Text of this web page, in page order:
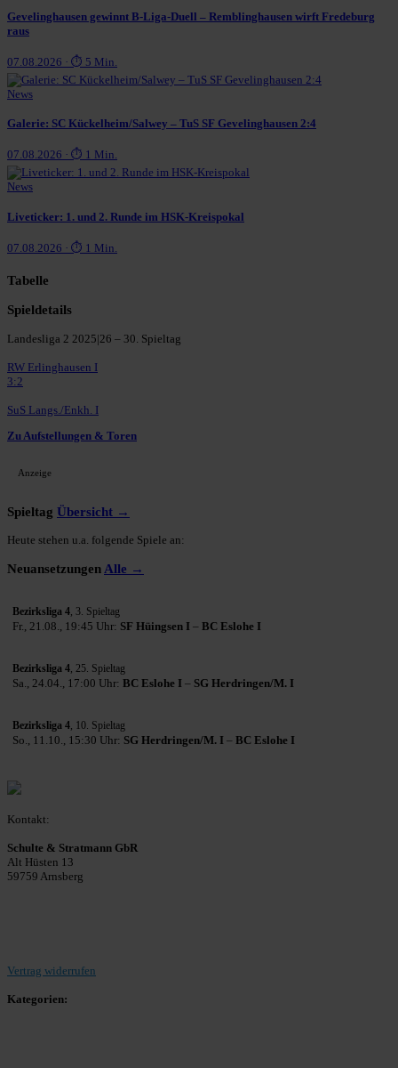
Gevelinghausen gewinnt B-Liga-Duell – Remblinghausen wirft Fredeburg
raus
07.08.2026 · ⏱ 5 Min.
News
Galerie: SC Kückelheim/Salwey – TuS SF Gevelinghausen 2:4
07.08.2026 · ⏱ 1 Min.
News
Liveticker: 1. und 2. Runde im HSK-Kreispokal
07.08.2026 · ⏱ 1 Min.
Tabelle
Spieldetails
Landesliga 2 2025|26 – 30. Spieltag
RW Erlinghausen I
3:2
SuS Langs./Enkh. I
Zu Aufstellungen & Toren
Anzeige
Spieltag Übersicht →
Heute stehen u.a. folgende Spiele an:
Neuansetzungen Alle →
Bezirksliga 4, 3. Spieltag
Fr., 21.08., 19:45 Uhr: SF Hüingsen I – BC Eslohe I
Bezirksliga 4, 25. Spieltag
Sa., 24.04., 17:00 Uhr: BC Eslohe I – SG Herdringen/M. I
Bezirksliga 4, 10. Spieltag
So., 11.10., 15:30 Uhr: SG Herdringen/M. I – BC Eslohe I
Kontakt:
Schulte & Stratmann GbR
Alt Hüsten 13
59759 Arnsberg
Vertrag widerrufen
Kategorien: